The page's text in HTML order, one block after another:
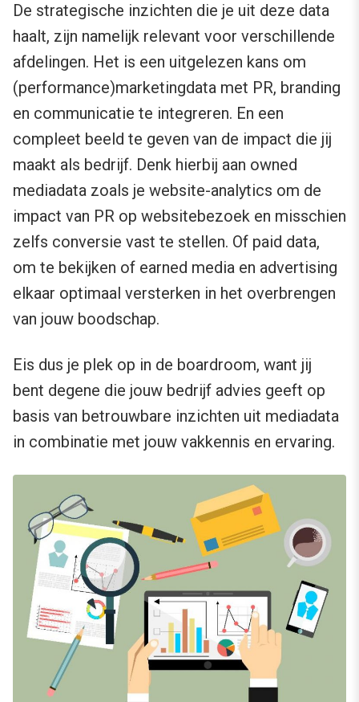
De strategische inzichten die je uit deze data
haalt, zijn namelijk relevant voor verschillende
afdelingen. Het is een uitgelezen kans om
(performance)marketingdata met PR, branding
en communicatie te integreren. En een
compleet beeld te geven van de impact die jij
maakt als bedrijf. Denk hierbij aan owned
mediadata zoals je website-analytics om de
impact van PR op websitebezoek en misschien
zelfs conversie vast te stellen. Of paid data,
om te bekijken of earned media en advertising
elkaar optimaal versterken in het overbrengen
van jouw boodschap.
Eis dus je plek op in de boardroom, want jij
bent degene die jouw bedrijf advies geeft op
basis van betrouwbare inzichten uit mediadata
in combinatie met jouw vakkennis en ervaring.